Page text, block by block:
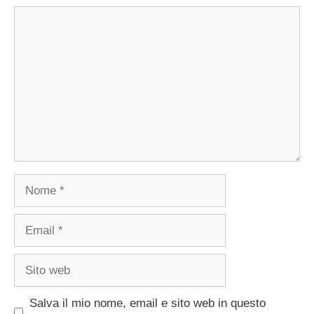
Nome
Email
Sito
Salva il mio nome, email e sito web in questo